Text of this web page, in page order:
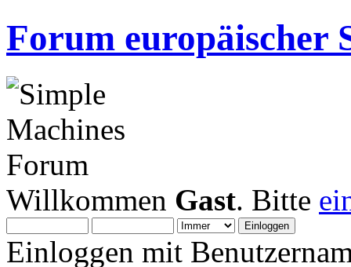
Forum europäischer
Willkommen Gast. Bitte
Einloggen mit